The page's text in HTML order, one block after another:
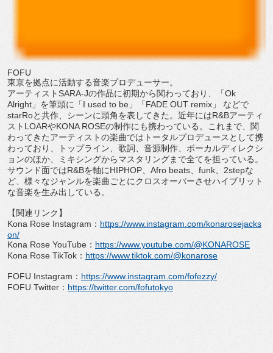
FOFU
東京を拠点に活動する音楽プロデューサー。
アーティストSARA-Jの作品に初期から関わっており、「Ok
Alright 」を筆頭に「I used to be 」「FADE OUT remix 」 などで
starRoと共作、シーンに頭角を表してきた。近年にはR&Bアーティ
スト LOARやKONA ROSEの制作にも携わっている。これまで、 関
わってきたアーティストの楽曲ではトータルプロデュースとして携
わっており、トップライン、歌詞、音源制作、 ボーカルディレクシ
ョンのほか、
ミキシングからマスタリングまで全てを担っている。
サウンド面ではR&Bを軸にHIPHOP Afro beats funk 2stepな
ど、 様々なジャンルを楽曲ごとにクロスオーバーさせハイブリット
な音楽を生み出している。
【関連リンク】
Kona Rose Instagram ： https://www. instagram.com/konarosejacks
on/
Kona Rose YouTube ： https://www.youtube. com/@KONAROSE
Kona Rose TikTok ： https://www.tiktok.com/@konarose
FOFU Instagram ： https://www. instagram.com/fofezzy/
FOFU Twitter ： https://twitter.com/fofutokyo